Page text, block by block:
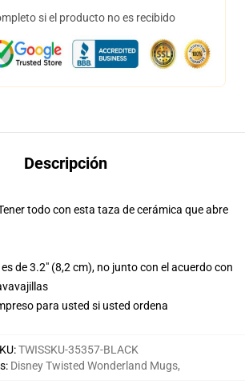
si el producto no es recibido
Descripción
todo con esta taza de cerámica que abre
de 3.2" (8,2 cm), no junto con el acuerdo con
para usted si usted ordena
:TWISSKU-35357-BLACK
: Disney Twisted Wonderland Mugs,